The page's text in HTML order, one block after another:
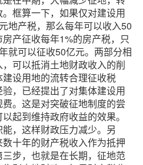
框算一下，如果仅对建设用
地产税，那么每年可以收入50
产征收每年1%的房产税，只
就可以征收50亿元。两部分相
可以抵消土地财政收入的削
设用地的流转合理征收税
，已经提出了对集体建设用
。这是对突破征地制度的尝
起到维持政府收益的效果。
，这样财政压力减少。另
十年的财产税收入作为抵押
步，也就是在长期，征地范